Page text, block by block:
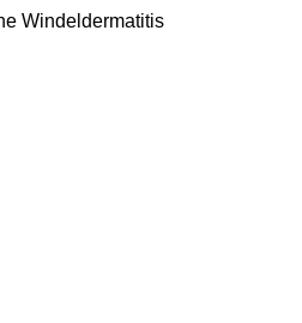
Windeldermatitis